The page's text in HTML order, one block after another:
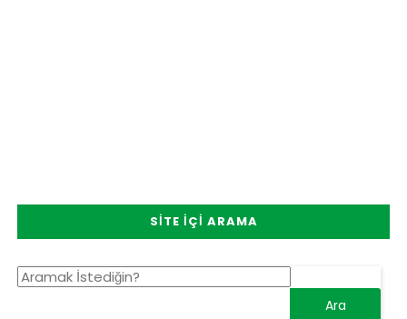
SITE İÇI ARAMA